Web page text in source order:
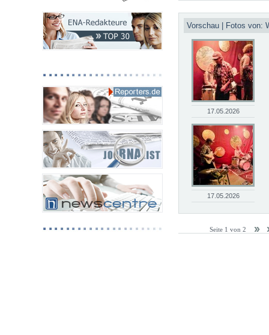
Vorschau | Fotos von:
17.05.2026
17.05.2026
Seite 1 von 2